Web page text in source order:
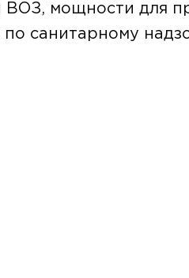
мощности для
санитарному